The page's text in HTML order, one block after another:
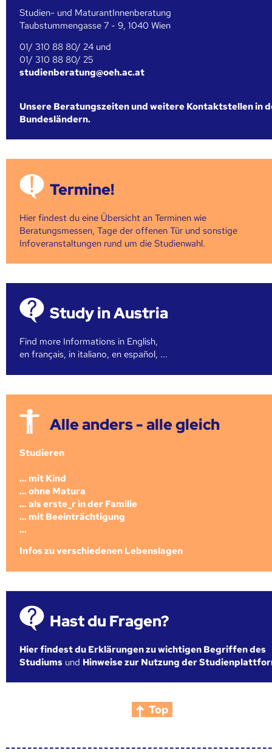
Studien- und MaturantInnenberatung
Taubstummengasse 7 - 9, 1040 Wien
01/ 310 88 80/ 24 und
01/ 310 88 80/ 25
studienberatung@oeh.ac.at
Unsere Beratungszeiten und weitere Kontaktstellen in
Bundesländern.
Termine!
Hier findest du eine Übersicht an Terminen wie
Beratungsmessen, Tage der offenen Tür und sonstige
Infoveranstaltungen rund um die Studienwahl.
Study in Austria
Find more Informations in English,
en français, in italiano, en español, ...
Alle anders - alle gleich
Studieren
... mit Kind
... ohne Matura
... als erste_r in der Familie
... mit Beeinträchtigung
...
Infos zu verschiedenen Lebenslagen
Hast du Fragen?
Hier findest du Erklärungen zu wichtigen Begriffen des
Studiums und Hinweise zur Nutzung der
Top